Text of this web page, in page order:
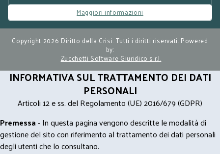
Maggiori informazioni
Copyright 2026 Diritto della Crisi. Tutti i diritti riservati. Powered
by:
Zucchetti Software Giuridico s.r.l.
INFORMATIVA SUL TRATTAMENTO DEI DATI
PERSONALI
Articoli 12 e ss. del Regolamento (UE) 2016/679 (GDPR)
Premessa- In questa pagina vengono descritte le modalità di
gestione del sito con riferimento al trattamento dei dati personali
degli utenti che lo consultano.